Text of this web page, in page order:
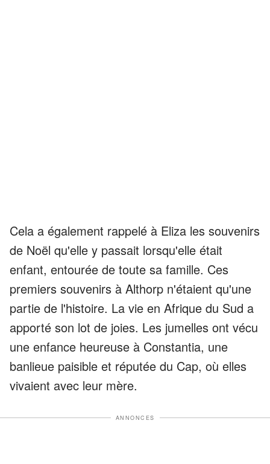
Cela a également rappelé à Eliza les souvenirs
de Noël qu'elle y passait lorsqu'elle était
enfant, entourée de toute sa famille. Ces
premiers souvenirs à Althorp n'étaient qu'une
partie de l'histoire. La vie en Afrique du Sud a
apporté son lot de joies. Les jumelles ont vécu
une enfance heureuse à Constantia, une
banlieue paisible et réputée du Cap, où elles
vivaient avec leur mère.
ANNONCES